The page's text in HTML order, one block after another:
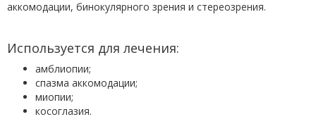
аккомодации, бинокулярного зрения и стереозрения.
Используется для лечения:
амблиопии;
спазма аккомодации;
миопии;
косоглазия.